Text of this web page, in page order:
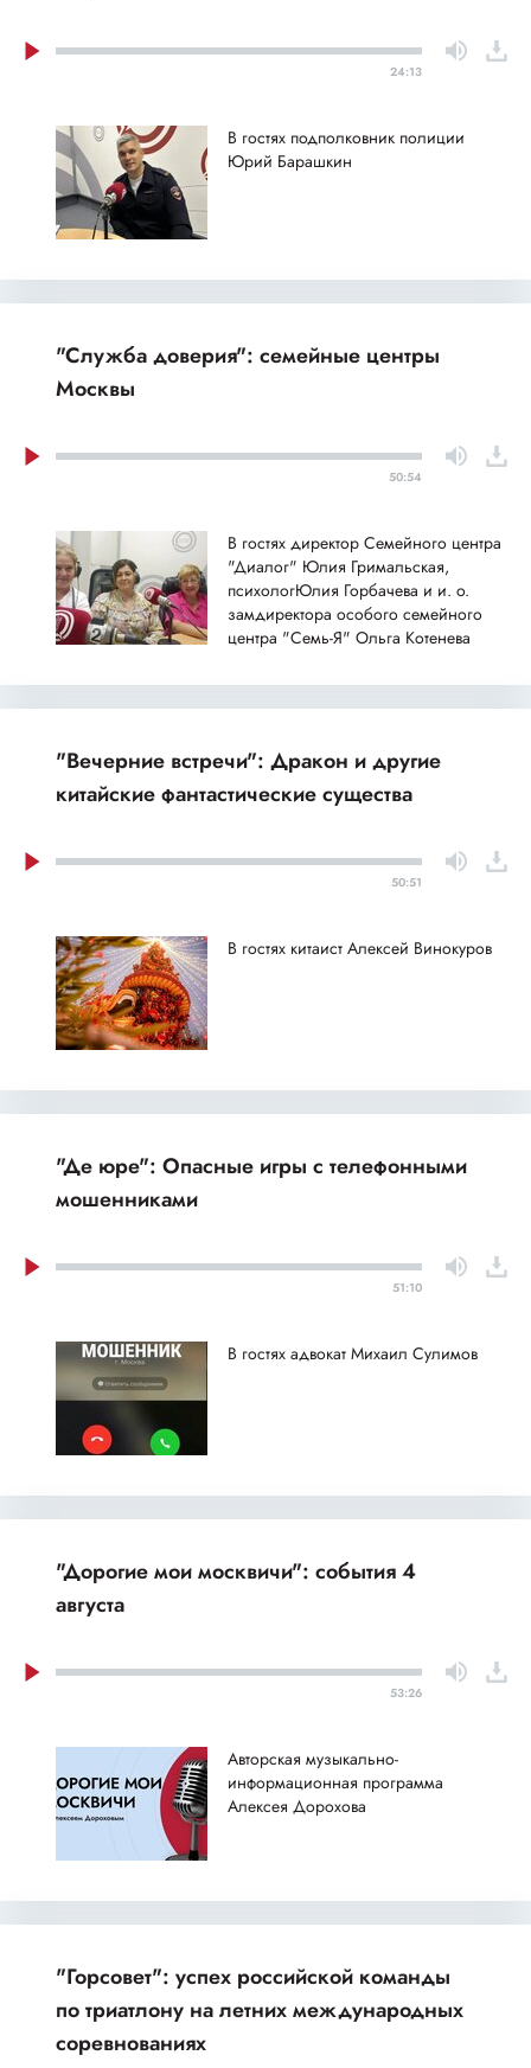
24:13
В гостях подполковник полиции
Юрий Барашкин
"Служба доверия": семейные центры
Москвы
50:54
В гостях директор Семейного центра
"Диалог" Юлия Гримальская,
психологЮлия Горбачева и и. о.
замдиректора особого семейного
центра "Семь-Я" Ольга Котенева
"Вечерние встречи": Дракон и другие
китайские фантастические существа
50:51
В гостях китаист Алексей Винокуров
"Де юре": Опасные игры с телефонными
мошенниками
51:10
В гостях адвокат Михаил Сулимов
"Дорогие мои москвичи": события 4
августа
53:26
Авторская музыкально-
информационная программа
Алексея Дорохова
"Горсовет": успех российской команды
по триатлону на летних международных
соревнованиях